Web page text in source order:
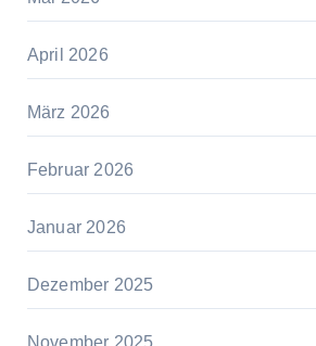
April 2026
März 2026
Februar 2026
Januar 2026
Dezember 2025